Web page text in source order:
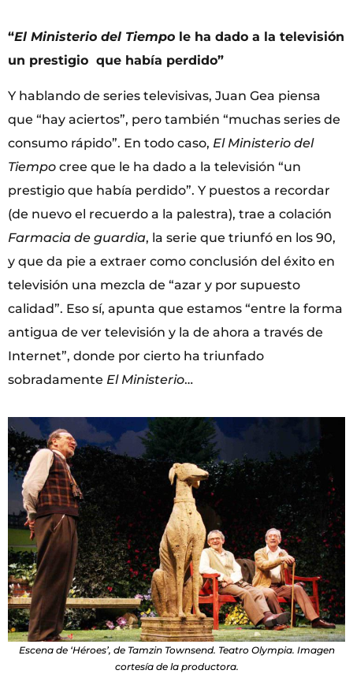
“El Ministerio del Tiempo le ha dado a la televisión
un prestigio que había perdido”
Y hablando de series televisivas, Juan Gea piensa
que “hay aciertos”, pero también “muchas series de
consumo rápido”. En todo caso, El Ministerio del
Tiempo cree que le ha dado a la televisión “un
prestigio que había perdido”. Y puestos a recordar
(de nuevo el recuerdo a la palestra), trae a colación
Farmacia de guardia, la serie que triunfó en los 90,
y que da pie a extraer como conclusión del éxito en
televisión una mezcla de “azar y por supuesto
calidad”. Eso sí, apunta que estamos “entre la forma
antigua de ver televisión y la de ahora a través de
Internet”, donde por cierto ha triunfado
sobradamente El Ministerio…
Escena de ‘Héroes’, de Tamzin Townsend. Teatro Olympia. Imagen
cortesía de la productora.